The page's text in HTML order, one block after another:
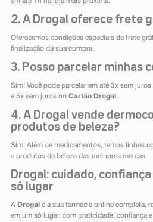
2. A Drogal oferece frete
Oferecemos condições especiais de frete
finalização da sua compra.
3. Posso parcelar minhas
Sim! Você pode parcelar em até 3x sem
e 5x sem juros no Cartão Drogal .
4. A Drogal vende
produtos de beleza?
Sim! Além de medicamentos, temos linhas
e produtos de beleza das melhores marcas.
Drogal: cuidado,
só lugar
A Drogal é a sua farmácia online completa,
em um só lugar, com praticidade, confiança